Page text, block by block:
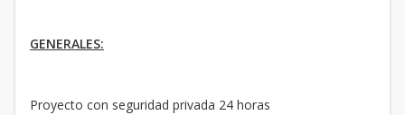
GENERALES:
Proyecto con seguridad privada 24 horas